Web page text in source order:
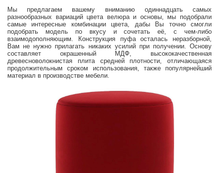
Мы предлагаем вашему вниманию одиннадцать самых
разнообразных вариаций цвета велюра и основы, мы подобрали
самые интересные комбинации цвета, дабы Вы точно смогли
подобрать модель по вкусу и сочетать её, с чем-либо
взаимодополняющим. Конструкция пуфа осталась неразборной,
Вам не нужно прилагать никаких усилий при получении. Основу
составляет окрашенный МДФ, высококачественная
древесноволокнистая плита средней плотности, отличающаяся
продолжительным сроком использования, также популярнейший
материал в производстве мебели.